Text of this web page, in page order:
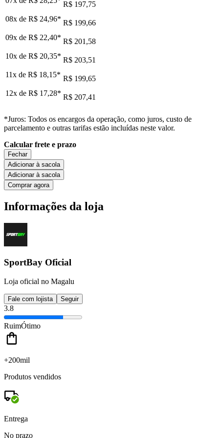
R$ 197,75
08x de R$ 24,96* R$ 199,66
09x de R$ 22,40* R$ 201,58
10x de R$ 20,35* R$ 203,51
11x de R$ 18,15* R$ 199,65
12x de R$ 17,28* R$ 207,41
*Juros: Todos os encargos da operação, como juros, custo de
parcelamento e outras tarifas estão incluídas neste valor.
Calcular frete e prazo
Fechar
Adicionar à sacola
Adicionar à sacola
Comprar agora
Informações da loja
SportBay Oficial
Loja oficial no Magalu
Fale com lojista Seguir
3.8
RuimÓtimo
+200mil
Produtos vendidos
Entrega
No prazo